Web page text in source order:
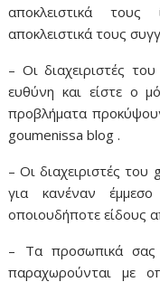
αποκλειστικά
αποκλειστικά τους
– Οι διαχειριστές
ευθύνη και είστε ο
προβλήματα
goumenissa blog .
– Οι διαχειριστές του
για κανέναν
οποιουδήποτε είδους
– Τα προσωπικά σας
παραχωρούνται με